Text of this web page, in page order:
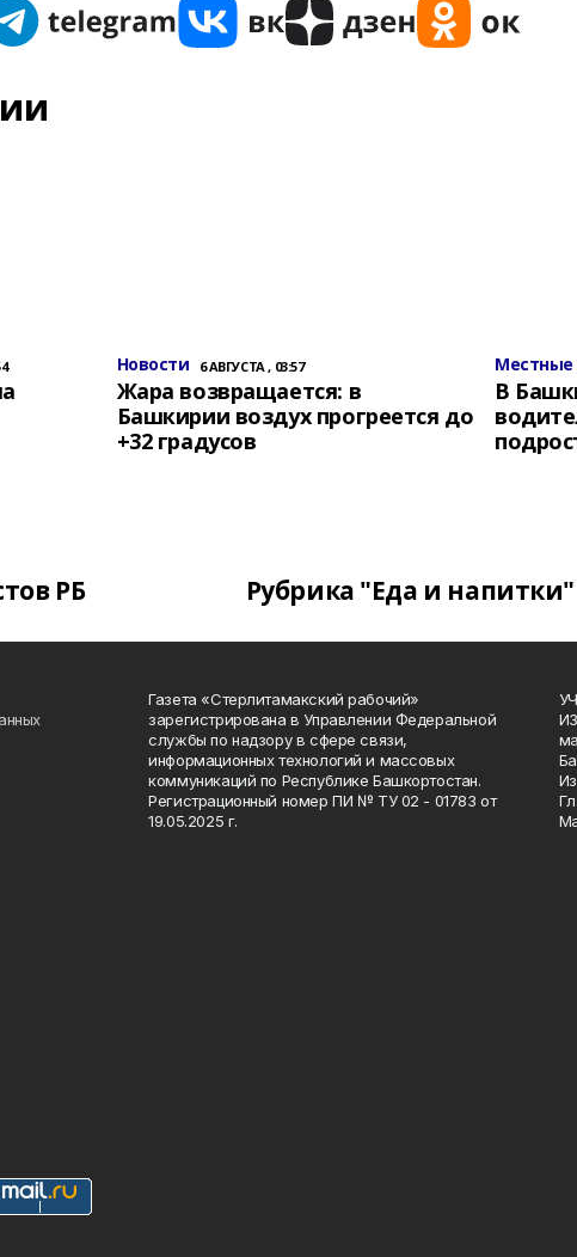
Новости 6 АВГУСТА , 03:57
Жара возвращается: в
Башкирии воздух прогреется до
+32 градусов
Местные
В
РБ Рубрика "Еда и напитки"
Газета «Стерлитамакский рабочий»
зарегистрирована в Управлении Федеральной
службы по надзору в сфере связи,
информационных технологий и массовых
коммуникаций по Республике Башкортостан.
Регистрационный номер ПИ № ТУ 02 - 01783 от
19.05.2025 г.